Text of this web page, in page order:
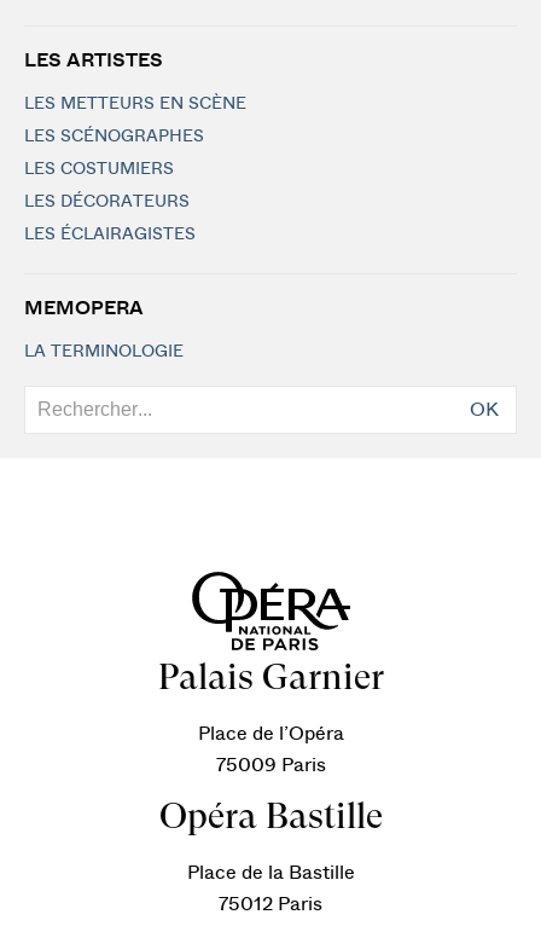
LES ARTISTES
LES METTEURS EN SCÈNE
LES SCÉNOGRAPHES
LES COSTUMIERS
LES DÉCORATEURS
LES ÉCLAIRAGISTES
MEMOPERA
LA TERMINOLOGIE
OK
Palais Garnier
Place de l’Opéra
75009 Paris
Opéra Bastille
Place de la Bastille
75012 Paris